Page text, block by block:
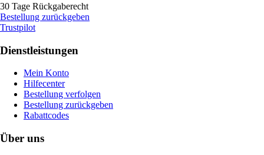
30 Tage Rückgaberecht
Bestellung zurückgeben
Trustpilot
Dienstleistungen
Mein Konto
Hilfecenter
Bestellung verfolgen
Bestellung zurückgeben
Rabattcodes
Über uns